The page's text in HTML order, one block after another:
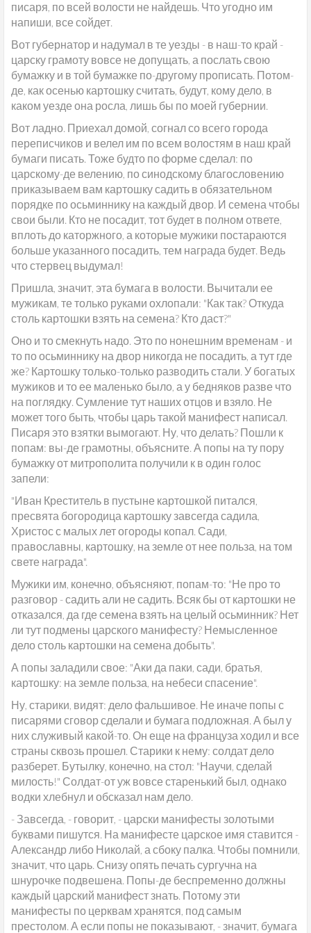
писаря, по всей волости не найдешь. Что угодно им
напиши, все сойдет.
Вот губернатор и надумал в те уезды - в наш-то край -
царску грамоту вовсе не допущать, а послать свою
бумажку и в той бумажке по-другому прописать. Потом-
де, как осенью картошку считать, будут, кому дело, в
каком уезде она росла, лишь бы по моей губернии.
Вот ладно. Приехал домой, согнал со всего города
переписчиков и велел им по всем волостям в наш край
бумаги писать. Тоже будто по форме сделал: по
царскому-де велению, по синодскому благословению
приказываем вам картошку садить в обязательном
порядке по осьминнику на каждый двор. И семена чтобы
свои были. Кто не посадит, тот будет в полном ответе,
вплоть до каторжного, а которые мужики постараются
больше указанного посадить, тем награда будет. Ведь
что стервец выдумал!
Пришла, значит, эта бумага в волости. Вычитали ее
мужикам, те только руками охлопали: "Как так? Откуда
столь картошки взять на семена? Кто даст?"
Оно и то смекнуть надо. Это по нонешним временам - и
то по осьминнику на двор никогда не посадить, а тут где
же? Картошку только-только разводить стали. У богатых
мужиков и то ее маленько было, а у бедняков разве что
на поглядку. Сумление тут наших отцов и взяло. Не
может того быть, чтобы царь такой манифест написал.
Писаря это взятки вымогают. Ну, что делать? Пошли к
попам: вы-де грамотны, объясните. А попы на ту пору
бумажку от митрополита получили к в один голос
запели:
"Иван Креститель в пустыне картошкой питался,
пресвята богородица картошку завсегда садила,
Христос с малых лет огороды копал. Сади,
православны, картошку, на земле от нее польза, на том
свете награда".
Мужики им, конечно, объясняют, попам-то: "Не про то
разговор - садить али не садить. Всяк бы от картошки не
отказался, да где семена взять на целый осьминник? Нет
ли тут подмены царского манифесту? Немысленное
дело столь картошки на семена добыть".
А попы заладили свое: "Аки да паки, сади, братья,
картошку: на земле польза, на небеси спасение".
Ну, старики, видят: дело фальшивое. Не иначе попы с
писарями сговор сделали и бумага подложная. А был у
них служивый какой-то. Он еще на француза ходил и все
страны сквозь прошел. Старики к нему: солдат дело
разберет. Бутылку, конечно, на стол: "Научи, сделай
милость!" Солдат-от уж вовсе старенький был, однако
водки хлебнул и обсказал нам дело.
- Завсегда, - говорит, - царски манифесты золотыми
буквами пишутся. На манифесте царское имя ставится -
Александр либо Николай, а сбоку палка. Чтобы помнили,
значит, что царь. Снизу опять печать сургучна на
шнурочке подвешена. Попы-де беспременно должны
каждый царский манифест знать. Потому эти
манифесты по церквам хранятся, под самым
престолом. А если попы не показывают, - значит, бумага